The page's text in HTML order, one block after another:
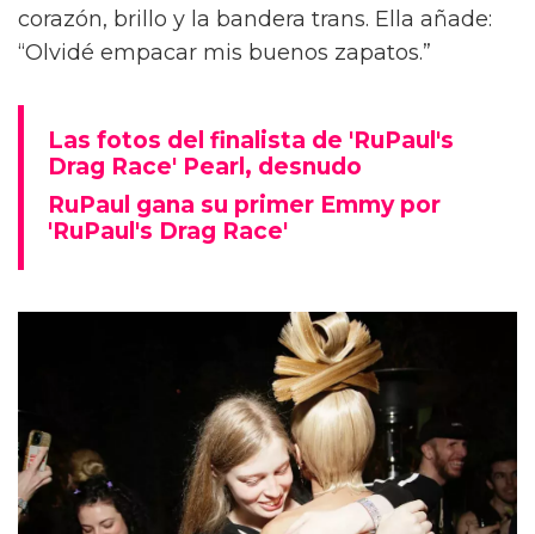
corazón, brillo y la bandera trans. Ella añade:
“Olvidé empacar mis buenos zapatos.”
Las fotos del finalista de 'RuPaul's
Drag Race' Pearl, desnudo
RuPaul gana su primer Emmy por
'RuPaul's Drag Race'